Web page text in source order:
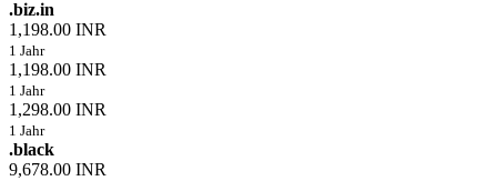
.biz.in
1,198.00 INR
1 Jahr
1,198.00 INR
1 Jahr
1,298.00 INR
1 Jahr
.black
9,678.00 INR